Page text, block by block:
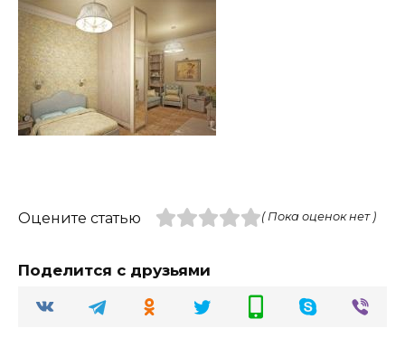
Оцените статью ( Пока оценок нет )
Поделится с друзьями